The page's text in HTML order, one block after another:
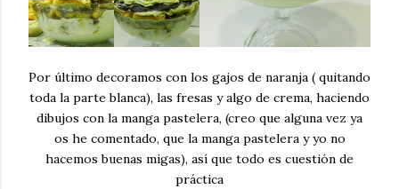
Por último decoramos con los gajos de naranja ( quitando
toda la parte blanca), las fresas y algo de crema, haciendo
dibujos con la manga pastelera, (creo que alguna vez ya
os he comentado, que la manga pastelera y yo no
hacemos buenas migas), así que todo es cuestión de
práctica